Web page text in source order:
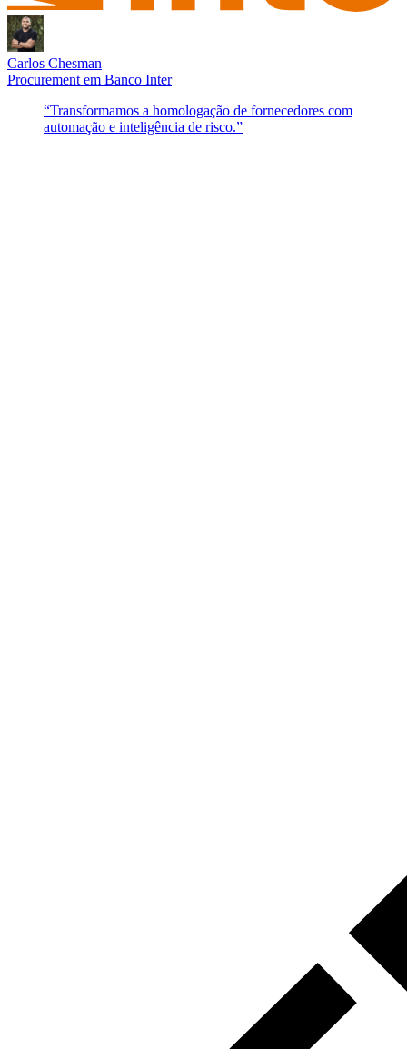
Carlos Chesman
Procurement em Banco Inter
“Transformamos a homologação de fornecedores com
automação e inteligência de risco.”